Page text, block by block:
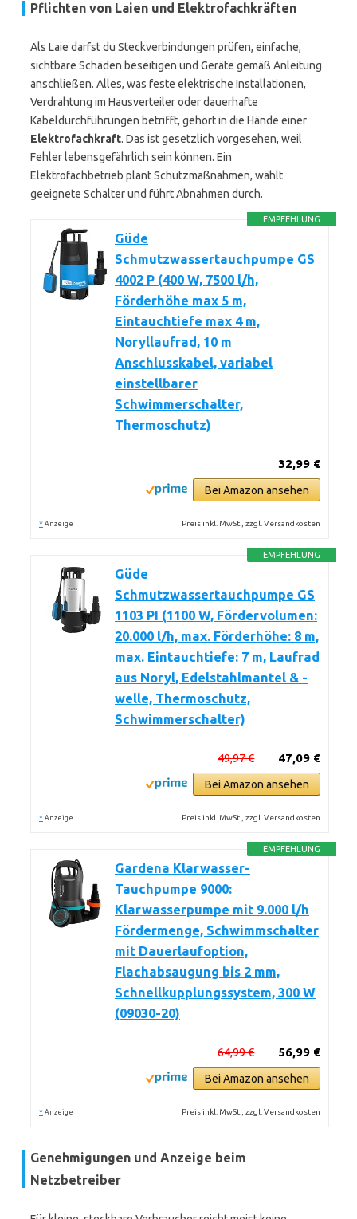
Pflichten von Laien und Elektrofachkräften
Als Laie darfst du Steckverbindungen prüfen, einfache,
sichtbare Schäden beseitigen und Geräte gemäß Anleitung
anschließen. Alles, was feste elektrische Installationen,
Verdrahtung im Hausverteiler oder dauerhafte
Kabeldurchführungen betrifft, gehört in die Hände einer
Elektrofachkraft. Das ist gesetzlich vorgesehen, weil
Fehler lebensgefährlich sein können. Ein
Elektrofachbetrieb plant Schutzmaßnahmen, wählt
geeignete Schalter und führt Abnahmen durch.
EMPFEHLUNG
Güde
Schmutzwassertauchpumpe GS
4002 P (400 W, 7500 l/h,
Förderhöhe max 5 m,
Eintauchtiefe max 4 m,
Noryllaufrad, 10 m
Anschlusskabel, variabel
einstellbarer
Schwimmerschalter,
Thermoschutz)
32,99 €
Bei Amazon ansehen
* Anzeige Preis inkl. MwSt., zzgl. Versandkosten
EMPFEHLUNG
Güde
Schmutzwassertauchpumpe GS
1103 PI (1100 W, Fördervolumen:
20.000 l/h, max. Förderhöhe: 8 m,
max. Eintauchtiefe: 7 m, Laufrad
aus Noryl, Edelstahlmantel & -
welle, Thermoschutz,
Schwimmerschalter)
47,09 €
49,97 €
Bei Amazon ansehen
* Anzeige Preis inkl. MwSt., zzgl. Versandkosten
EMPFEHLUNG
Gardena Klarwasser-
Tauchpumpe 9000:
Klarwasserpumpe mit 9.000 l/h
Fördermenge, Schwimmschalter
mit Dauerlaufoption,
Flachabsaugung bis 2 mm,
Schnellkupplungssystem, 300 W
(09030-20)
56,99 €
64,99 €
Bei Amazon ansehen
* Anzeige Preis inkl. MwSt., zzgl. Versandkosten
Genehmigungen und Anzeige beim
Netzbetreiber